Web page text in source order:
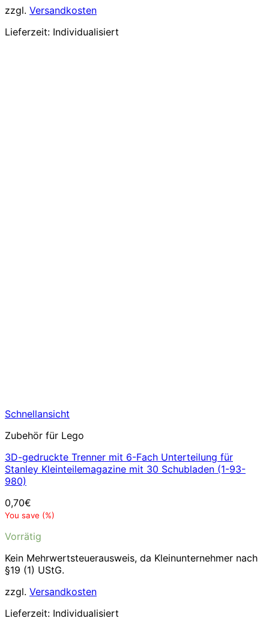
zzgl. Versandkosten
Lieferzeit: Individualisiert
Schnellansicht
Zubehör für Lego
3D-gedruckte Trenner mit 6-Fach Unterteilung für
Stanley Kleinteilemagazine mit 30 Schubladen (1-93-
980)
0,70€
You save (%)
Vorrätig
Kein Mehrwertsteuerausweis, da Kleinunternehmer nach
§19 (1) UStG.
zzgl. Versandkosten
Lieferzeit: Individualisiert